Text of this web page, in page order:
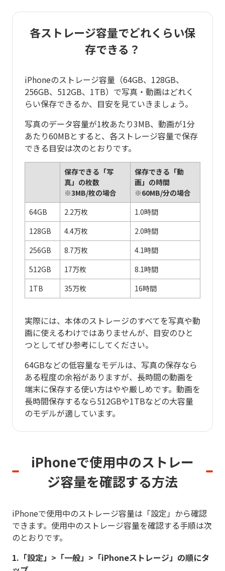
各ストレージ容量でどれくらい保
存できる？
iPhoneのストレージ容量（64GB、128GB、
256GB、512GB、1TB）で写真・動画はどれく
らい保存できるか、目安を見ていきましょう。
写真のデータ容量が1枚あたり3MB、動画が1分
あたり60MBとすると、各ストレージ容量で保存
できる目安は次のとおりです。
保存できる「写
真」の枚数
※3MB/枚の場合
保存できる「動
画」の時間
※60MB/分の場合
64GB
2.2万枚
1.0時間
128GB
4.4万枚
2.0時間
256GB
8.7万枚
4.1時間
512GB
17万枚
8.1時間
1TB
35万枚 16時間
実際には、本体のストレージのすべてを写真や動
画に使えるわけではありませんが、目安のひと
つとしてぜひ参考にしてください。
64GBなどの低容量なモデルは、写真の保存なら
ある程度の余裕がありますが、長時間の動画を
端末に保存する使い方はやや厳しめです。動画を
長時間保存するなら512GBや1TBなどの大容量
のモデルが適しています。
iPhoneで使用中のストレー
ジ容量を確認する方法
iPhoneで使用中のストレージ容量は「設定」から確認
できます。使用中のストレージ容量を確認する手順は次
のとおりです。
1.「設定」>「一般」>「iPhoneストレージ」の順にタ